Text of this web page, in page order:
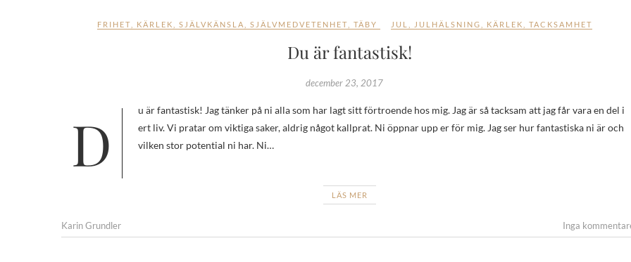
FRIHET KÄRLEK SJÄLVKÄNSLA SJÄLVMEDVETENHET TÄBY JUL JULHÄLSNING KÄRLEK TACKSAMHET
Du är fantastisk!
december 23, 2017
Du är fantastisk! Jag tänker på ni alla som har lagt sitt förtroende hos mig. Jag är så tacksam att jag får vara en del i
ert liv. Vi pratar om viktiga saker, aldrig något kallprat. Ni öppnar upp er för mig. Jag ser hur fantastiska ni är och
vilken stor potential ni har. Ni…
LÄS MER
Karin Grundler Inga